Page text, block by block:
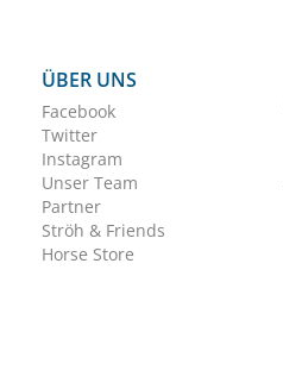
ÜBER UNS
Facebook
Twitter
Instagram
Unser Team
Partner
Ströh & Friends
Horse Store